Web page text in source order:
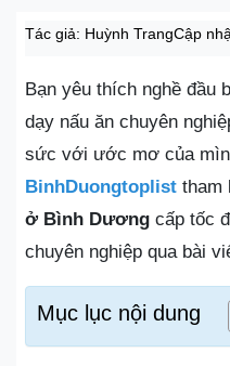
Tác giả: Huỳnh TrangCập
Bạn yêu thích nghề đầu
dạy nấu ăn chuyên
sức với ước mơ của
BinhDuongtoplist tham
ở Bình Dương cấp tốc
chuyên nghiệp qua bài
Mục lục nội dung